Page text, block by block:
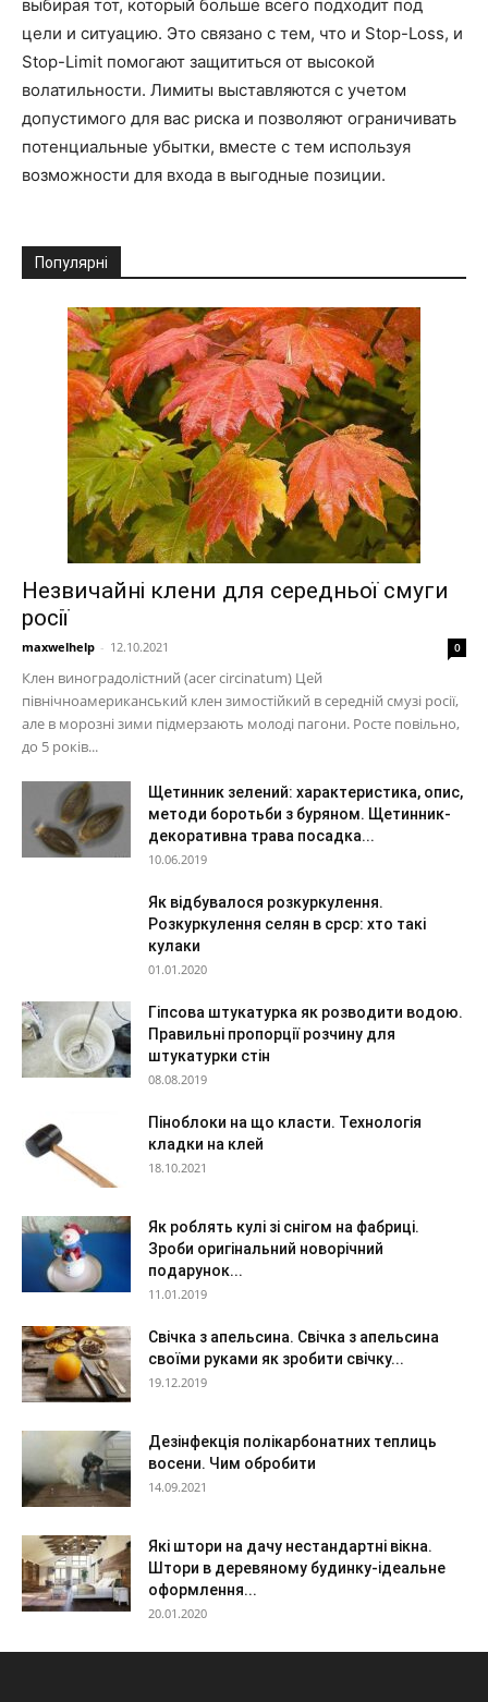
выбирая тот, который больше всего подходит под
цели и ситуацию. Это связано с тем, что и Stop-Loss, и
Stop-Limit помогают защититься от высокой
волатильности. Лимиты выставляются с учетом
допустимого для вас риска и позволяют ограничивать
потенциальные убытки, вместе с тем используя
возможности для входа в выгодные позиции.
Популярні
Незвичайні клени для середньої смуги
росії
maxwelhelp - 12.10.2021 0
Клен виноградолістний (acer circinatum) Цей
північноамериканський клен зимостійкий в середній смузі росії,
але в морозні зими підмерзають молоді пагони. Росте повільно,
до 5 років...
Щетинник зелений: характеристика, опис,
методи боротьби з буряном. Щетинник-
декоративна трава посадка...
10.06.2019
Як відбувалося розкуркулення.
Розкуркулення селян в срср: хто такі
кулаки
01.01.2020
Гіпсова штукатурка як розводити водою.
Правильні пропорції розчину для
штукатурки стін
08.08.2019
Піноблоки на що класти. Технологія
кладки на клей
18.10.2021
Як роблять кулі зі снігом на фабриці.
Зроби оригінальний новорічний
подарунок...
11.01.2019
Свічка з апельсина. Свічка з апельсина
своїми руками як зробити свічку...
19.12.2019
Дезінфекція полікарбонатних теплиць
восени. Чим обробити
14.09.2021
Які штори на дачу нестандартні вікна.
Штори в деревяному будинку-ідеальне
оформлення...
20.01.2020